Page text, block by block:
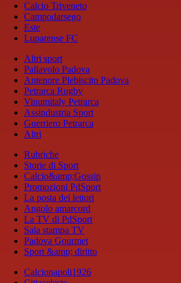
Calcio Triveneto
Campodarsego
Este
Luparense FC
Altri sport
Pallavolo Padova
Antenore Plebiscito Padova
Petrarca Rugby
Vinumitaly Petrarca
Assindustria Sport
Guerriero Petrarca
Altri
Rubriche
Storie di Sport
Calcio&amp;Gossip
Promozioni PdSport
La posta dei lettori
Angolo amarcord
La TV di PdSport
Sala stampa TV
Padova Gourmet
Sport &amp; diritto
Calcionapoli1926